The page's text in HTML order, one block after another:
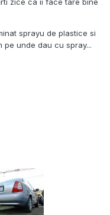
zice ca ii face tare bine
sprayu de plastice si
pe unde dau cu spray...